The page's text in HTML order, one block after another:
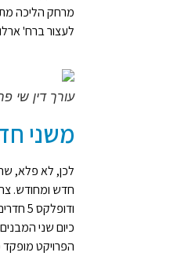
מרחק הליכה
לעצור ברח'
עורך דין שי
משני
ודופלקס 5 חדרים.
הפרויקט